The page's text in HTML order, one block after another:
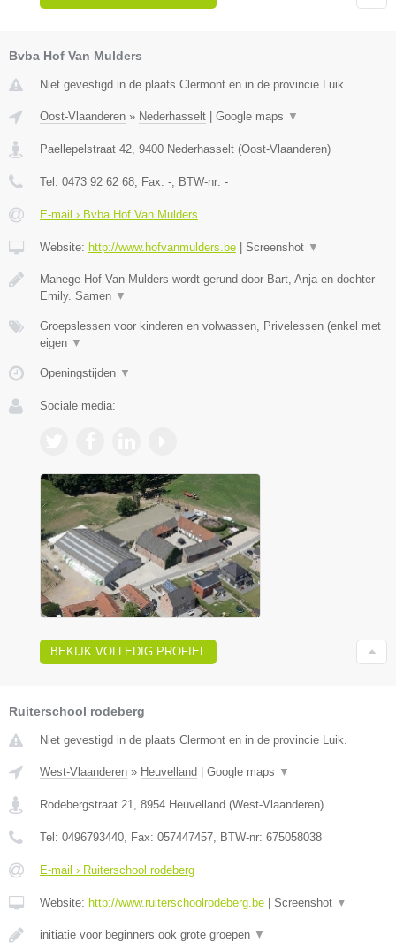
Bvba Hof Van Mulders
Niet gevestigd in de plaats Clermont en in de provincie Luik.
Oost-Vlaanderen » Nederhasselt Google maps ▼
Paellepelstraat 42, 9400 Nederhasselt (Oost-Vlaanderen)
Tel: 0473 92 62 68, Fax: -, BTW-nr: -
E-mail › Bvba Hof Van Mulders
Website: http://www.hofvanmulders.be Screenshot ▼
Manege Hof Van Mulders wordt gerund door Bart, Anja en dochter
Emily. Samen ▼
Groepslessen voor kinderen en volwassen, Privelessen (enkel met
eigen ▼
Openingstijden ▼
Sociale media:
BEKIJK VOLLEDIG PROFIEL
Ruiterschool rodeberg
Niet gevestigd in de plaats Clermont en in de provincie Luik.
West-Vlaanderen » Heuvelland Google maps ▼
Rodebergstraat 21 8954 Heuvelland (West-Vlaanderen)
Tel: 0496793440 , Fax: 057447457 , BTW-nr: 675058038
E-mail › Ruiterschool rodeberg
Website: http://www.ruiterschoolrodeberg.be Screenshot ▼
initiatie voor beginners ook grote groepen ▼